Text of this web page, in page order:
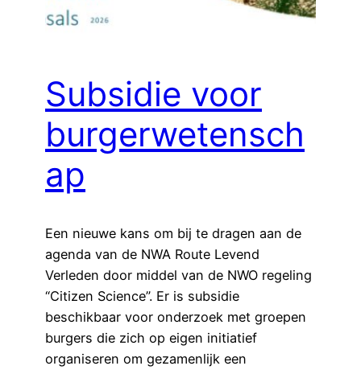
Subsidie voor
burgerwetensch
ap
Een nieuwe kans om bij te dragen aan de
agenda van de NWA Route Levend
Verleden door middel van de NWO regeling
“Citizen Science”. Er is subsidie
beschikbaar voor onderzoek met groepen
burgers die zich op eigen initiatief
organiseren om gezamenlijk een